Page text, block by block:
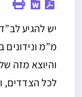
יש להגיע
מ”מ ונידונים
והיוצא מזה
לכל הצדדים,